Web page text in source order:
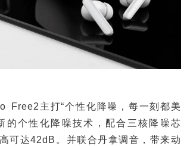
主打“个性化降噪，每一刻都美
的个性化降噪技术，配合三核降噪芯
可达42dB。并联合丹拿调音，带来动